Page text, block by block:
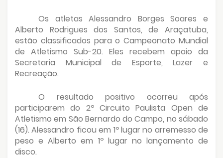
Os atletas Alessandro Borges Soares e
Alberto Rodrigues dos Santos, de Araçatuba,
estão classificados para o Campeonato Mundial
de Atletismo Sub-20. Eles recebem apoio da
Secretaria Municipal de Esporte, Lazer e
Recreação.
O resultado positivo ocorreu após
participarem do 2º Circuito Paulista Open de
Atletismo em São Bernardo do Campo, no sábado
(16). Alessandro ficou em 1º lugar no arremesso de
peso e Alberto em 1º lugar no lançamento de
disco.